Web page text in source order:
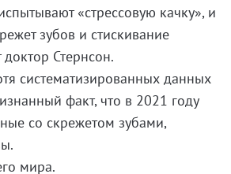
«стрессовую качку», и
зубов и стискивание
доктор Стернсон.
систематизированных данных
факт, что в 2021 году
со скрежетом зубами,
мира.